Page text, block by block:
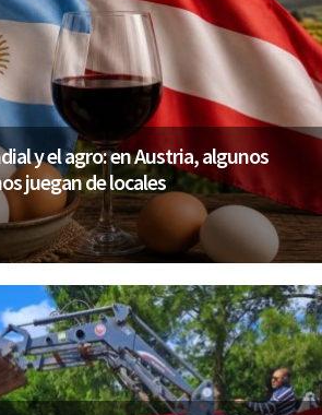
y el agro: en Austria, algunos
juegan de locales